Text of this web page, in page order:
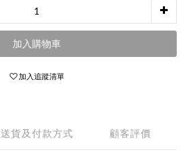
加入購物車
加入追蹤清單
送貨及付款方式 顧客評價